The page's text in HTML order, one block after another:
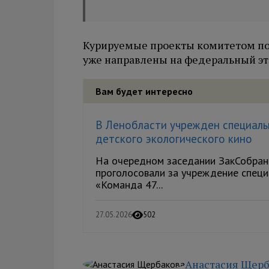
Курируемые проекты комитетом
уже направлены на федеральный
Вам будет интересно
В Ленобласти учрежден
детского экологического кино
На очередном заседании
проголосовали за учреждение
«Команда 47...
27.05.2026 502
Анастасия